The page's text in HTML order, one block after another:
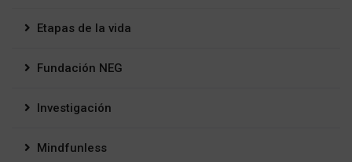
Etapas de la vida
Fundación NEG
Investigación
Mindfunless